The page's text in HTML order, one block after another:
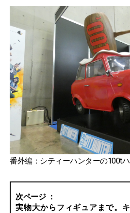
番外編：シティーハンターの100tハ
実物大からフィギュアまで。